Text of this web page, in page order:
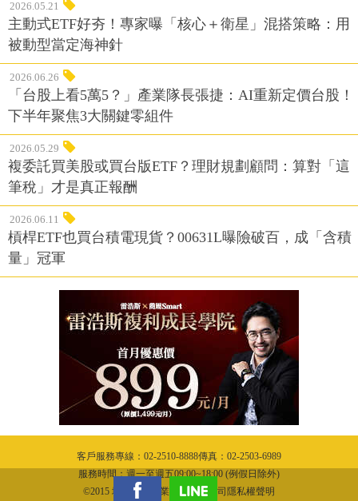
2026.05.21
主動式ETF好夯！專家曝「核心＋衛星」混搭策略：用
被動型當定海神針
2026.06.26
「台股上看5萬5？」產業隊長張捷：AI重新定價台股！
下半年聚焦3大關鍵零組件
2026.05.29
複委託買美股或買台版ETF？理財規劃顧問：算對「這
筆稅」才是真正報酬
2026.06.11
槓桿ETF也買台積電現貨？00631L曝險破百，成「含積
量」冠軍
客戶服務專線：02-2510-8888傳真：02-2503-6989
服務時間：週一至週五09:00~18:00 (例假日除外)
©2015 城邦文化事業股份有限公司隱私權聲明